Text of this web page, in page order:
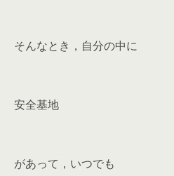
そんなとき，自分の中に
安全基地
があって，いつでも